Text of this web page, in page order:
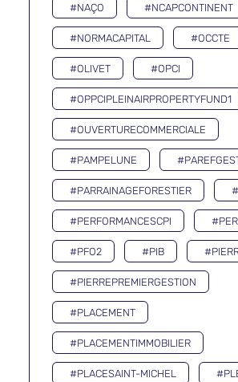
#NAÇO #NCAPCONTINENT
#NORMACAPITAL #OCCTE
#OLIVET #OPCI
#OPPCIPLEINAIRPROPERTYFUND1
#OUVERTURECOMMERCIALE
#PAMPELUNE
#PARRAINAGEFORESTIER
#PERFORMANCESCPI
#PFO2 #PIB
#PIERREPREMIERGESTION
#PLACEMENT
#PLACEMENTIMMOBILIER
#PLACESAINT-MICHEL